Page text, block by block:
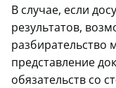
В случае, если
результатов,
разбирательство
представление
обязательств со